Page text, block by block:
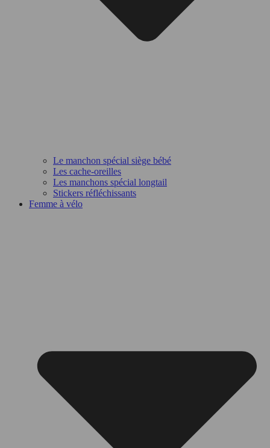
Le manchon spécial siège bébé
Les cache-oreilles
Les manchons spécial longtail
Stickers réfléchissants
Femme à vélo